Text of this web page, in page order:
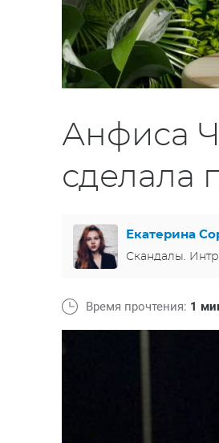
Анфиса
сделала
Екатерина
Скандалы.
Время прочтения: 1